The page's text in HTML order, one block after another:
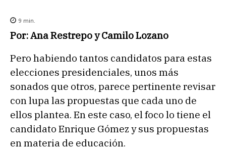
9 min.
Por: Ana Restrepo y Camilo Lozano
Pero habiendo tantos candidatos para estas
elecciones presidenciales, unos más
sonados que otros, parece pertinente revisar
con lupa las propuestas que cada uno de
ellos plantea. En este caso, el foco lo tiene el
candidato Enrique Gómez y sus propuestas
en materia de educación.